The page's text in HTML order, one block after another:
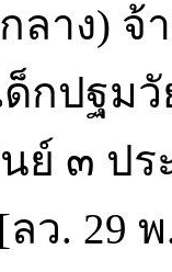
ลาง) จ้
ด็กปฐม
ย์ ๓ ปร
ลว. 29